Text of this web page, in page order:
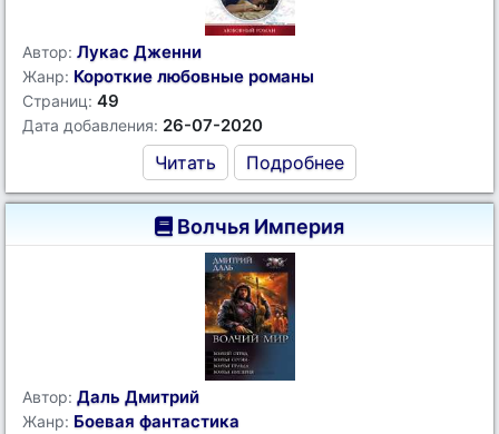
Автор: Лукас Дженни
Жанр: Короткие любовные романы
Страниц: 49
Дата добавления: 26-07-2020
Читать Подробнее
Волчья Империя
Автор: Даль Дмитрий
Жанр: Боевая фантастика